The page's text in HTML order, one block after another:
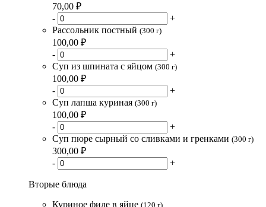
70,00 ₽
-
+
Рассольник постный (300 г)
100,00 ₽
-
+
Суп из шпината с яйцом (300 г)
100,00 ₽
-
+
Суп лапша куриная (300 г)
100,00 ₽
-
+
Суп пюре сырный со сливками и гренками (300 г)
300,00 ₽
-
+
Вторые блюда
Куриное филе в яйце (120 г)